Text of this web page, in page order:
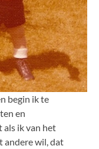
begin ik te
en
als ik van het
andere wil, dat